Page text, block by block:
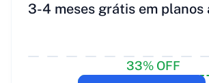
3-4 meses grátis em planos
33% OFF